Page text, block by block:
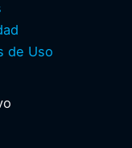
de Uso